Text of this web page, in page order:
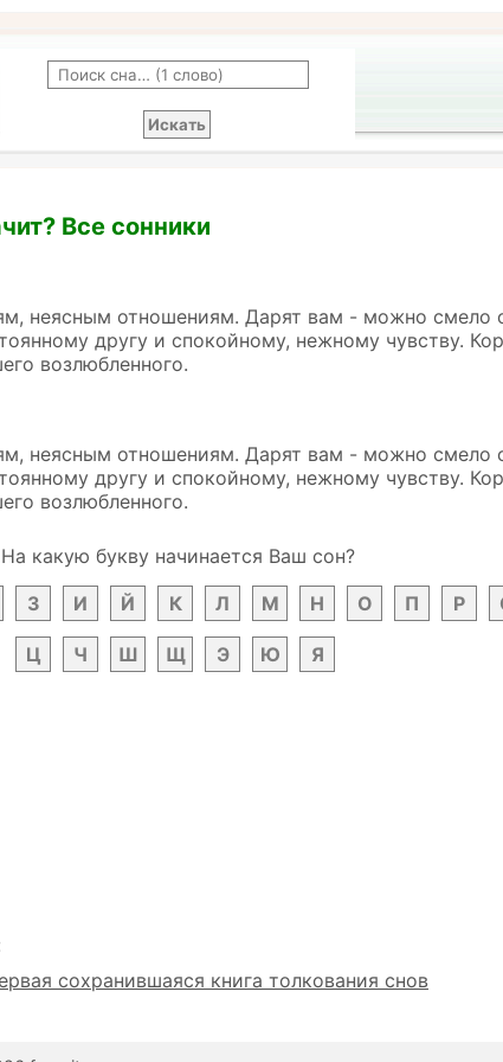
Все сонники
неясным отношениям. Дарят вам - можно смело
другу и спокойному, нежному чувству.
возлюбленного.
неясным отношениям. Дарят вам - можно смело
другу и спокойному, нежному чувству.
возлюбленного.
На какую букву начинается Ваш сон?
З И Й К Л М Н О П Р
Ц Ч Ш Щ Э Ю Я
сохранившаяся книга толкования снов